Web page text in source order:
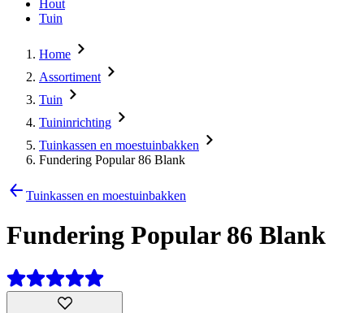
Hout
Tuin
Home
Assortiment
Tuin
Tuininrichting
Tuinkassen en moestuinbakken
Fundering Popular 86 Blank
Tuinkassen en moestuinbakken
Fundering Popular 86 Blank